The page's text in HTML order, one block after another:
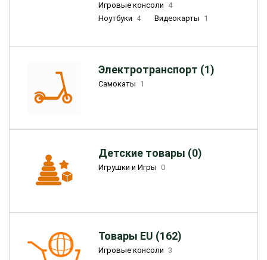
Игровые консоли 4
Ноутбуки 4 Видеокарты 1
Электротранспорт (1)
Самокаты 1
Детские товары (0)
Игрушки и Игры 0
Товары EU (162)
Игровые консоли 3